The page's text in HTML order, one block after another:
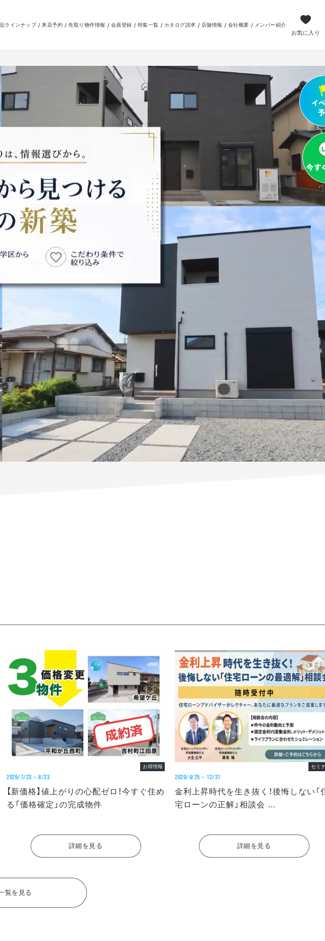
ラインナップ 来店予約 先取り物件情報 会員登録 特集一覧 カタログ請求 店舗情報 会社概要 メンバー紹介
お気に入り
お得情報
2026/7/23～8/23
【新価格】値上がりの心配ゼロ！今すぐ住め
る「価格確定」の完成物件
詳細を見る
セミ
2026/4/25～12/31
金利上昇時代を生き抜く！後悔しない「
宅ローンの正解」相談会
詳細を見る
覧を見る